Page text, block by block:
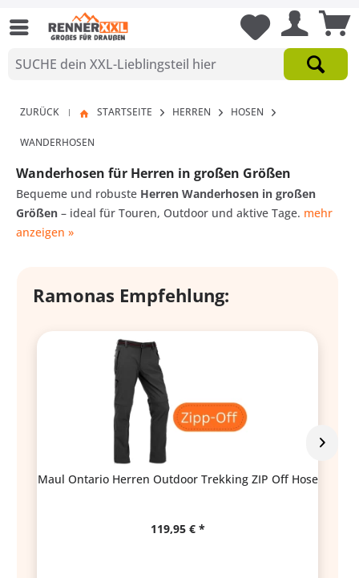
ZURÜCK | STARTSEITE HERREN HOSEN
WANDERHOSEN
Wanderhosen für Herren in großen Größen
Bequeme und robuste Herren Wanderhosen in großen
Größen – ideal für Touren, Outdoor und aktive Tage. mehr
anzeigen »
Ramonas Empfehlung:
Maul Ontario Herren Outdoor Trekking ZIP Off Hose
119,95 € *